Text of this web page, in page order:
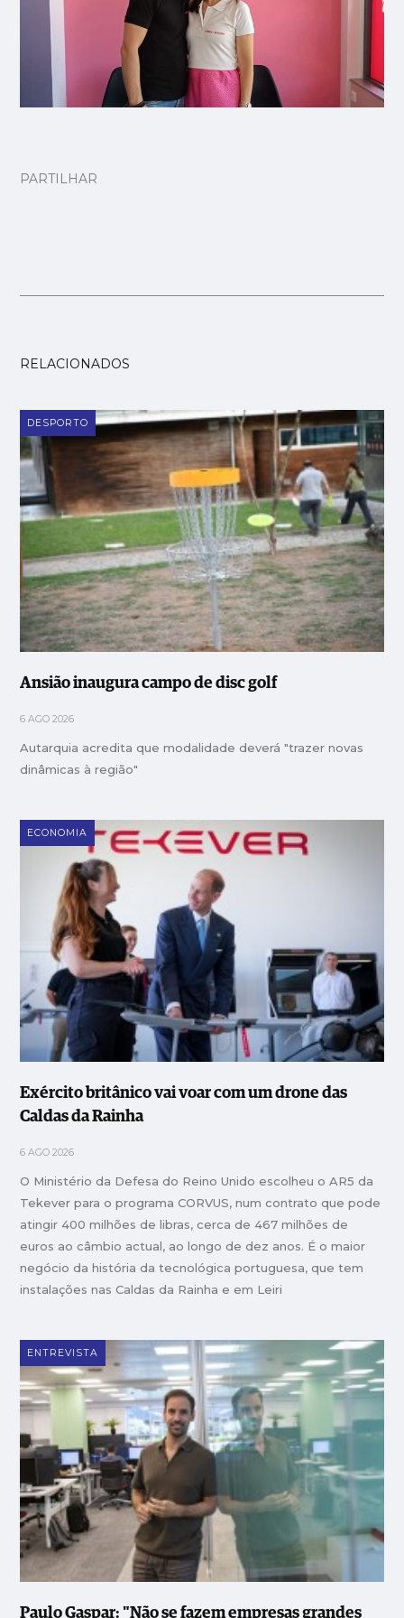
PARTILHAR
RELACIONADOS
DESPORTO
Ansião inaugura campo de disc golf
6 AGO 2026
Autarquia acredita que modalidade deverá "trazer novas
dinâmicas à região"
ECONOMIA
Exército britânico vai voar com um drone das
Caldas da Rainha
6 AGO 2026
O Ministério da Defesa do Reino Unido escolheu o AR5 da
Tekever para o programa CORVUS, num contrato que pode
atingir 400 milhões de libras, cerca de 467 milhões de
euros ao câmbio actual, ao longo de dez anos. É o maior
negócio da história da tecnológica portuguesa, que tem
instalações nas Caldas da Rainha e em Leiri
ENTREVISTA
Paulo Gaspar: "Não se fazem empresas grandes